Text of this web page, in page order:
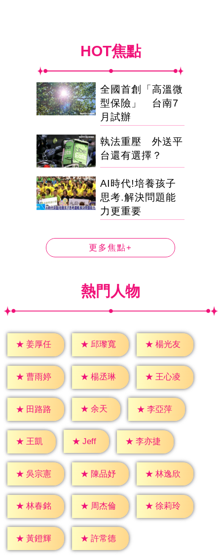
HOT焦點
全國首創「高溫微
型保險」 台南7
月試辦
執法重壓 外送平
台還有選擇？
AI時代!培養孩子
思考.解決問題能
力更重要
更多焦點+
熱門人物
★ 姜厚任 ★ 邱瓈寬 ★ 楊光友
★ 曹雨婷 ★ 楊丞琳 ★ 王心凌
★ 田路路 ★ 余天 ★ 李亞萍
★ 王凱 ★ Jeff ★ 李亦捷
★ 吳宗憲 ★ 陳品妤 ★ 林逸欣
★ 林春銘 ★ 周杰倫 ★ 徐莉玲
★ 黃鐙輝 ★ 許常德